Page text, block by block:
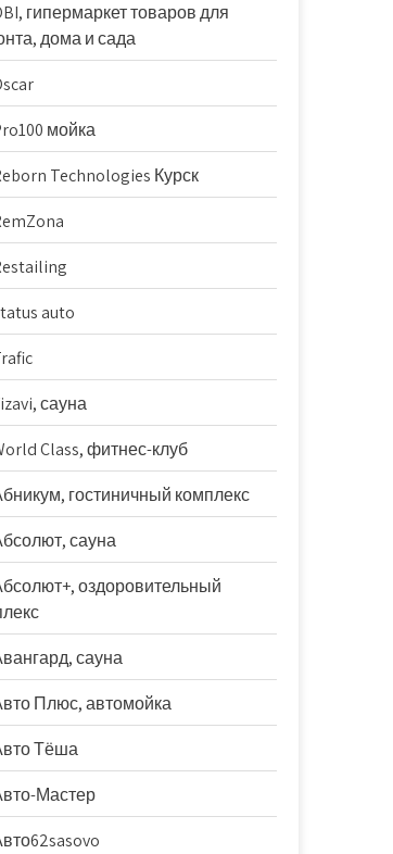
гипермаркет товаров для
дома и сада
мойка
Technologies Курск
auto
сауна
Class, фитнес-клуб
гостиничный комплекс
сауна
оздоровительный
сауна
Плюс, автомойка
Тёша
Мастер